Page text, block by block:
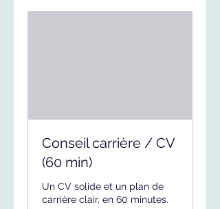
Conseil carrière / CV
(60 min)
Un CV solide et un plan de
carrière clair, en 60 minutes.